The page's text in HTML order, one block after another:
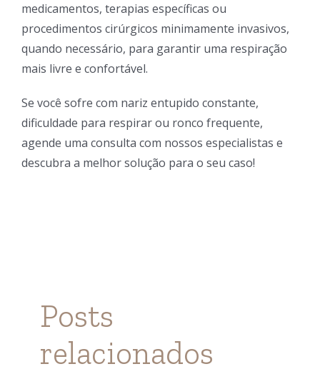
medicamentos, terapias específicas ou
procedimentos cirúrgicos minimamente invasivos,
quando necessário, para garantir uma respiração
mais livre e confortável.
Se você sofre com nariz entupido constante,
dificuldade para respirar ou ronco frequente,
agende uma consulta com nossos especialistas e
descubra a melhor solução para o seu caso!
Posts
relacionados